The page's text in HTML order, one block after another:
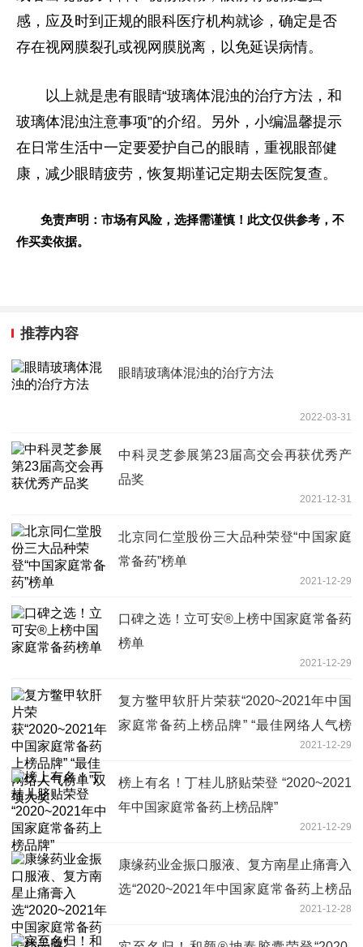
感，应及时到正规的眼科医疗机构就诊，确定是否
存在视网膜裂孔或视网膜脱离，以免延误病情。
以上就是患有眼睛“玻璃体混浊的治疗方法，和
玻璃体混浊注意事项”的介绍。另外，小编温馨提示
在日常生活中一定要爱护自己的眼睛，重视眼部健
康，减少眼睛疲劳，恢复期谨记定期去医院复查。
免责声明：市场有风险，选择需谨慎！此文仅供参考，不
作买卖依据。
推荐内容
眼睛玻璃体混浊的治疗方法
2022-03-31
中科灵芝参展第23届高交会再获优秀产
品奖
2021-12-31
北京同仁堂股份三大品种荣登“中国家庭
常备药”榜单
2021-12-29
口碑之选！立可安®上榜中国家庭常备药
榜单
2021-12-29
复方鳖甲软肝片荣获“2020~2021年中国
家庭常备药上榜品牌” “最佳网络人气榜
2021-12-29
榜上有名！丁桂儿脐贴荣登 “2020~2021
年中国家庭常备药上榜品牌”
2021-12-29
康缘药业金振口服液、复方南星止痛膏入
选“2020~2021年中国家庭常备药上榜品
2021-12-28